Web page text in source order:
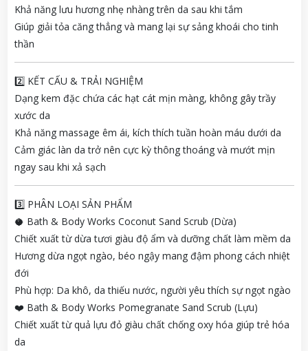
Khả năng lưu hương nhẹ nhàng trên da sau khi tắm
Giúp giải tỏa căng thẳng và mang lại sự sảng khoái cho tinh
thần
2️⃣ KẾT CẤU & TRẢI NGHIỆM
Dạng kem đặc chứa các hạt cát mịn màng, không gây trầy
xước da
Khả năng massage êm ái, kích thích tuần hoàn máu dưới da
Cảm giác làn da trở nên cực kỳ thông thoáng và mướt mịn
ngay sau khi xả sạch
3️⃣ PHÂN LOẠI SẢN PHẨM
🥥 Bath & Body Works Coconut Sand Scrub (Dừa)
Chiết xuất từ dừa tươi giàu độ ẩm và dưỡng chất làm mềm da
Hương dừa ngọt ngào, béo ngậy mang đậm phong cách nhiệt
đới
Phù hợp: Da khô, da thiếu nước, người yêu thích sự ngọt ngào
❤️ Bath & Body Works Pomegranate Sand Scrub (Lựu)
Chiết xuất từ quả lựu đỏ giàu chất chống oxy hóa giúp trẻ hóa
da